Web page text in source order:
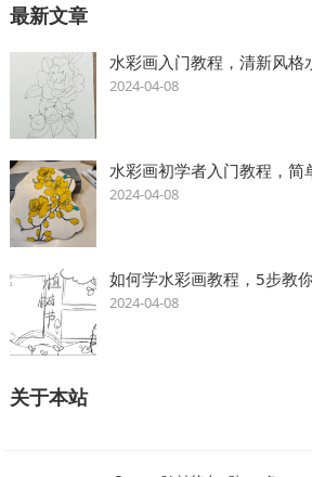
最新文章
水彩画入门教程，清新风格
2024-04-08
水彩画初学者入门教程，简
2024-04-08
如何学水彩画教程，5步教
2024-04-08
关于本站